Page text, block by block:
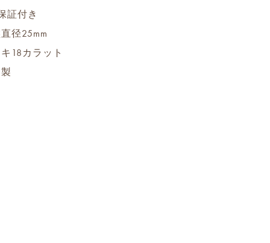
証付き
径25mm
18カラット